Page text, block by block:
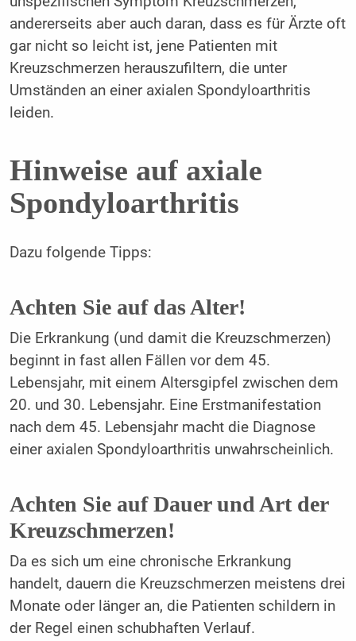
andererseits aber auch daran, dass es für Ärzte oft
gar nicht so leicht ist, jene Patienten mit
Kreuzschmerzen herauszufiltern, die unter
Umständen an einer axialen Spondyloarthritis
leiden.
Hinweise auf axiale
Spondyloarthritis
Dazu folgende Tipps:
Achten Sie auf das Alter!
Die Erkrankung (und damit die Kreuzschmerzen)
beginnt in fast allen Fällen vor dem 45.
Lebensjahr, mit einem Altersgipfel zwischen dem
20. und 30. Lebensjahr. Eine Erstmanifestation
nach dem 45. Lebensjahr macht die Diagnose
einer axialen Spondyloarthritis unwahrscheinlich.
Achten Sie auf Dauer und Art der
Kreuzschmerzen!
Da es sich um eine chronische Erkrankung
handelt, dauern die Kreuzschmerzen meistens drei
Monate oder länger an, die Patienten schildern in
der Regel einen schubhaften Verlauf.